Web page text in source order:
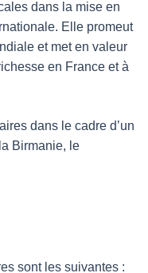
dans la mise en
Elle promeut
et met en valeur
en France et à
dans le cadre d’un
Birmanie, le
sont les suivantes :